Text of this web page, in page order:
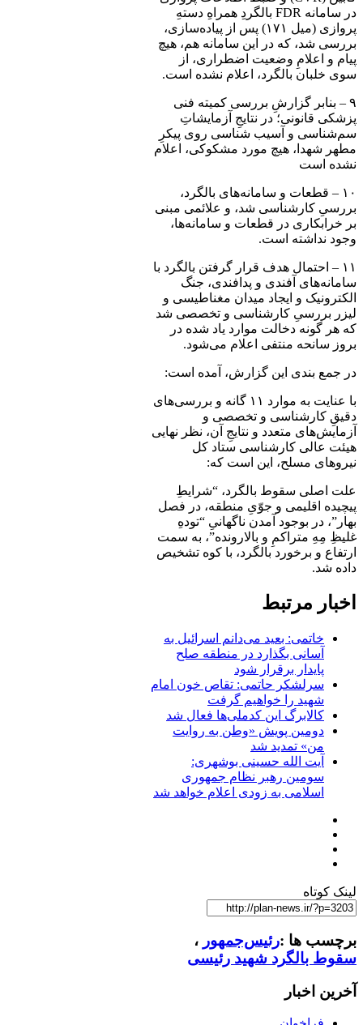
در سامانه FDR بالگردِ همراهِ دستهِ
پروازی (میل ۱۷۱) پس از پیاده‌سازی،
بررسی شد، که در این سامانه هم، هیچ
پیام و اعلامِ وضعیت اضطراری، از
سوی خلبان بالگرد، اعلام نشده است.
۹ – بنابر گزارشِ بررسی کمیته فنی
پزشکی قانونی؛ در نتایجِ آزمایشاتِ
سم‌شناسی و آسیب شناسی روی پیکرِ
مطهر شهدا، هیچ مورد مشکوکی، اعلام
نشده است
۱۰ – قطعات و سامانه‌های بالگرد،
بررسیِ کارشناسی شد، و علائمی مبنی
بر خرابکاری در قطعات و سامانه‌ها،
وجود نداشته است.
۱۱ – احتمال هدف قرار گرفتن بالگرد با
سامانه‌های آفندی و پدافندی، جنگ
الکترونیک و ایجاد میدان مغناطیسی و
لیزر بررسیِ کارشناسی و تخصصی شد
که هر گونه دخالت موارد یاد شده در
بروز سانحه منتفی اعلام می‌شود.
در جمع بندی این گزارش، آمده است:
با عنایت به موارد ۱۱ گانه و بررسی‌های
دقیقِ کارشناسی و تخصصی و
آزمایش‌های متعدد و نتایجِ آن، نظر نهایی
هیئت عالی کارشناسی ستاد کل
نیروهای مسلح، این است که:
علت اصلی سقوط بالگرد، “شرایطِ
پیچیده اقلیمی و جوّیِ منطقه، در فصل
بهار”، در بوجود آمدن ناگهانیِ “تودهِ
غلیظِ مِهِ متراکمِ و بالارونده”، به سمت
ارتفاع و برخورد بالگرد، با کوه تشخیص
داده شد.
اخبار مرتبط
خاتمی: بعید می‌دانم اسرائیل به
آسانی بگذارد در منطقه صلح
پایدار برقرار شود
سرلشکر حاتمی: تقاص خون امام
شهید را خواهیم گرفت
کالابرگ این کدملی‌ها فعال شد
دومین پویش «وطن به روایت
من» تمدید شد
آیت الله حسینی بوشهری:
سومین رهبر نظام جمهوری
اسلامی به زودی اعلام خواهد شد
لینک کوتاه
برچسب ها :رئیس‌جمهور ،
سقوط بالگرد شهید رئیسی
آخرین اخبار